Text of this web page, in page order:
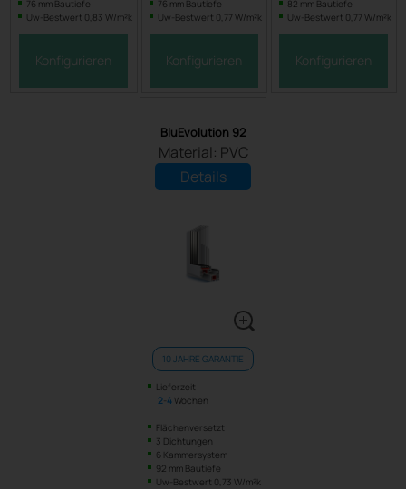
76 mm Bautiefe
Uw-Bestwert 0,83 W/m²k
Konfigurieren
76 mm Bautiefe
Uw-Bestwert 0,77 W/m²k
Konfigurieren
82 mm Bautiefe
Uw-Bestwert 0,77 W/m²k
Konfigurieren
BluEvolution 92
Material: PVC
Details
10 JAHRE GARANTIE
Lieferzeit
2 4Wochen
Flächenversetzt
3 Dichtungen
6 Kammersystem
92 mm Bautiefe
Uw-Bestwert 0,73 W/m²k